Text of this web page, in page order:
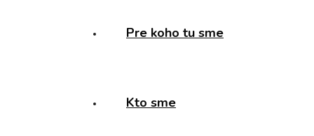
Pre koho tu sme
Kto sme